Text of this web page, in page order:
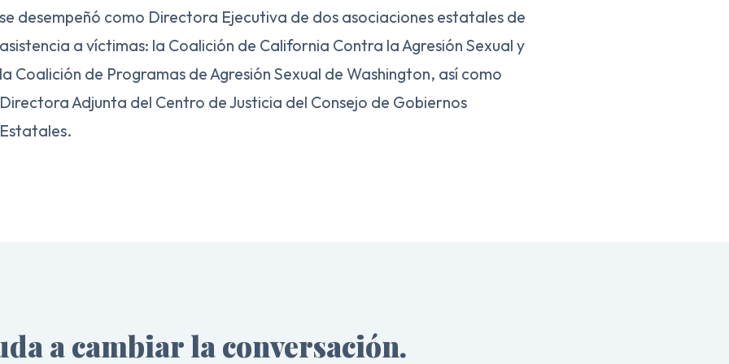
se desempeñó como Directora Ejecutiva de dos asociaciones estatales de
asistencia a víctimas: la Coalición de California Contra la Agresión Sexual y
la Coalición de Programas de Agresión Sexual de Washington, así como
Directora Adjunta del Centro de Justicia del Consejo de Gobiernos
Estatales.
a cambiar la conversación.